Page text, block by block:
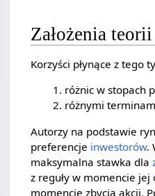
Założenia
Korzyści płynące z tego
różnic w stopach
różnymi
Autorzy na podstawie
preferencje inwestorów.
maksymalna stawka dla
z reguły w momencie
momencie zbycia akcji.